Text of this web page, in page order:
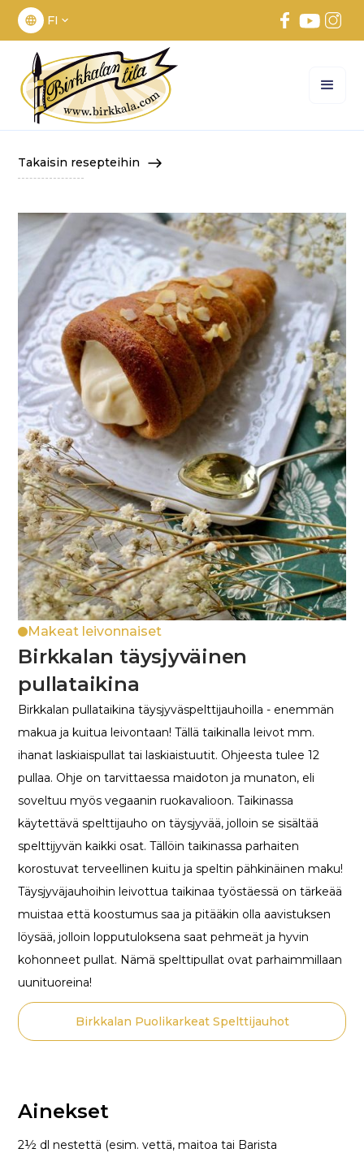
FI
Takaisin resepteihin
Makeat leivonnaiset
Birkkalan täysjyväinen
pullataikina
Birkkalan pullataikina täysjyväspelttijauhoilla - enemmän
makua ja kuitua leivontaan! Tällä taikinalla leivot mm.
ihanat laskiaispullat tai laskiaistuutit. Ohjeesta tulee 12
pullaa. Ohje on tarvittaessa maidoton ja munaton, eli
soveltuu myös vegaanin ruokavalioon. Taikinassa
käytettävä spelttijauho on täysjyvää, jolloin se sisältää
spelttijyvän kaikki osat. Tällöin taikinassa parhaiten
korostuvat terveellinen kuitu ja speltin pähkinäinen maku!
Täysjyväjauhoihin leivottua taikinaa työstäessä on tärkeää
muistaa että koostumus saa ja pitääkin olla aavistuksen
löysää, jolloin lopputuloksena saat pehmeät ja hyvin
kohonneet pullat. Nämä spelttipullat ovat parhaimmillaan
uunituoreina!
Birkkalan Puolikarkeat Spelttijauhot
Ainekset
2½ dl nestettä (esim. vettä, maitoa tai Barista